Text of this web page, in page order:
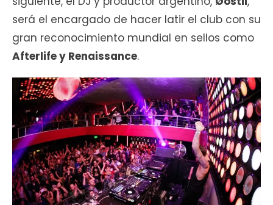
será el encargado de hacer latir el club con su
gran reconocimiento mundial en sellos como
Afterlife y Renaissance.